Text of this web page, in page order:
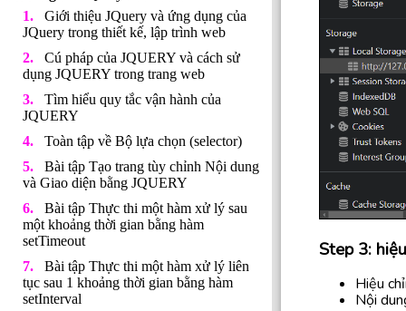
Giới thiệu JQuery và ứng dụng của
JQuery trong thiết kế, lập trình web
Cú pháp của JQUERY và cách sử
dụng JQUERY trong trang web
Tìm hiểu quy tắc vận hành của
JQUERY
Toàn tập về Bộ lựa chọn (selector)
Bài tập Tạo trang tùy chỉnh Nội dung
và Giao diện bằng JQUERY
Bài tập Thực thi một hàm xử lý sau
một khoảng thời gian bằng hàm
setTimeout
Bài tập Thực thi một hàm xử lý liên
tục sau 1 khoảng thời gian bằng hàm
setInterval
Step 3:
Hiệu
Nội